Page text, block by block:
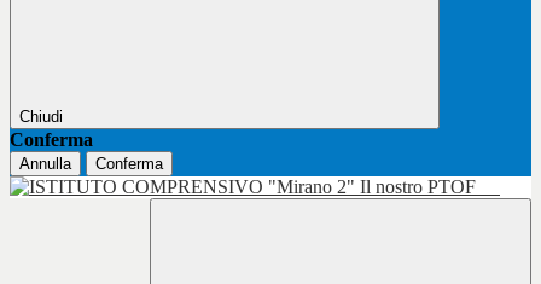
Chiudi
Conferma
Annulla Conferma
Il nostro PTOF